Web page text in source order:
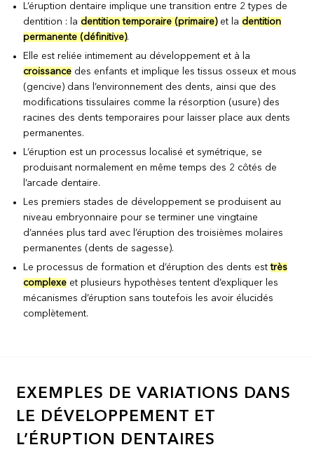
L’éruption dentaire implique une transition entre 2 types de
dentition : la dentition temporaire (primaire)et la dentition
permanente (définitive).
Elle est reliée intimement au développement et à la
croissance des enfants et implique les tissus osseux et mous
(gencive) dans l’environnement des dents, ainsi que des
modifications tissulaires comme la résorption (usure) des
racines des dents temporaires pour laisser place aux dents
permanentes.
L’éruption est un processus localisé et symétrique, se
produisant normalement en même temps des 2 côtés de
l’arcade dentaire.
Les premiers stades de développement se produisent au
niveau embryonnaire pour se terminer une vingtaine
d’années plus tard avec l’éruption des troisièmes molaires
permanentes (dents de sagesse).
Le processus de formation et d’éruption des dents esttrès
complexe et plusieurs hypothèses tentent d’expliquer les
mécanismes d’éruption sans toutefois les avoir élucidés
complètement.
EXEMPLES DE VARIATIONS DANS
LE DÉVELOPPEMENT ET
L’ÉRUPTION DENTAIRES